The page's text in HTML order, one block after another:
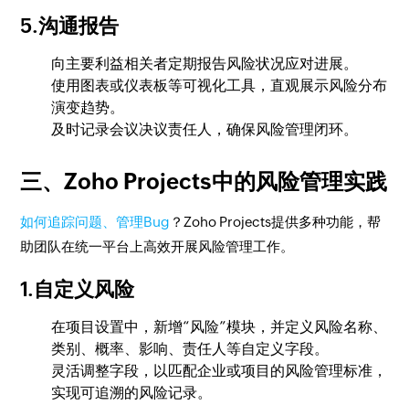
5.沟通报告
向主要利益相关者定期报告风险状况应对进展。
使用图表或仪表板等可视化工具，直观展示风险分布
演变趋势。
及时记录会议决议责任人，确保风险管理闭环。
三、Zoho Projects中的风险管理实践
如何追踪问题、管理Bug ？Zoho Projects提供多种功能，帮
助团队在统一平台上高效开展风险管理工作。
1.自定义风险
在项目设置中，新增“风险”模块，并定义风险名称、
类别、概率、影响、责任人等自定义字段。
灵活调整字段，以匹配企业或项目的风险管理标准，
实现可追溯的风险记录。